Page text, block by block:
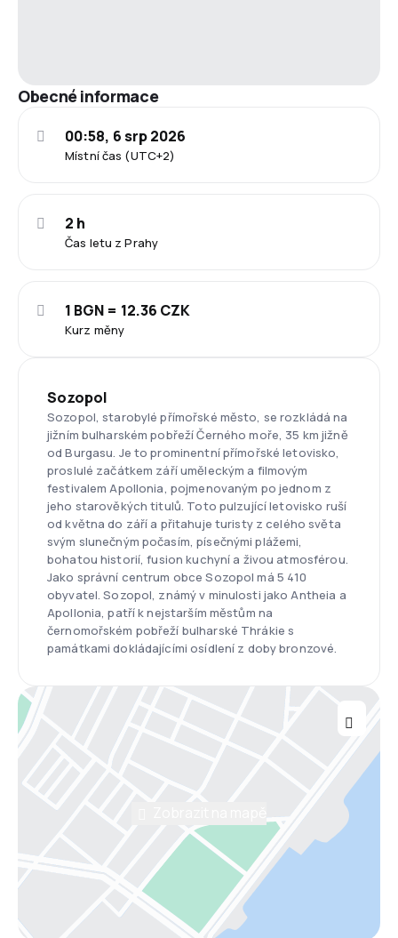
Obecné informace
Místní čas (UTC+2)
00:58, 6 srp 2026
Čas letu z Prahy
2 h
Kurz měny
1 BGN = 12.36 CZK
Sozopol
Sozopol, starobylé přímořské město, se rozkládá na
jižním bulharském pobřeží Černého moře, 35 km jižně
od Burgasu. Je to prominentní přímořské letovisko,
proslulé začátkem září uměleckým a filmovým
festivalem Apollonia, pojmenovaným po jednom z
jeho starověkých titulů. Toto pulzující letovisko ruší
od května do září a přitahuje turisty z celého světa
svým slunečným počasím, písečnými plážemi,
bohatou historií, fusion kuchyní a živou atmosférou.
Jako správní centrum obce Sozopol má 5 410
obyvatel. Sozopol, známý v minulosti jako Antheia a
Apollonia, patří k nejstarším městům na
černomořském pobřeží bulharské Thrákie s
památkami dokládajícími osídlení z doby bronzové.